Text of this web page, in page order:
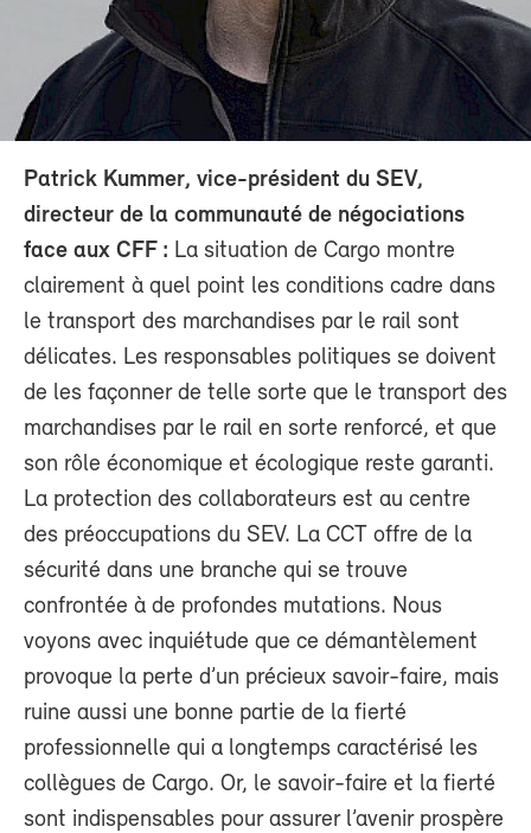
Patrick Kummer, vice-président du SEV,
directeur de la communauté de négociations
face aux CFF : La situation de Cargo montre
clairement à quel point les conditions cadre dans
le transport des marchandises par le rail sont
délicates. Les responsables politiques se doivent
de les façonner de telle sorte que le transport des
marchandises par le rail en sorte renforcé, et que
son rôle économique et écologique reste garanti.
La protection des collaborateurs est au centre
des préoccupations du SEV. La CCT offre de la
sécurité dans une branche qui se trouve
confrontée à de profondes mutations. Nous
voyons avec inquiétude que ce démantèlement
provoque la perte d’un précieux savoir-faire, mais
ruine aussi une bonne partie de la fierté
professionnelle qui a longtemps caractérisé les
collègues de Cargo. Or, le savoir-faire et la fierté
sont indispensables pour assurer l’avenir prospère